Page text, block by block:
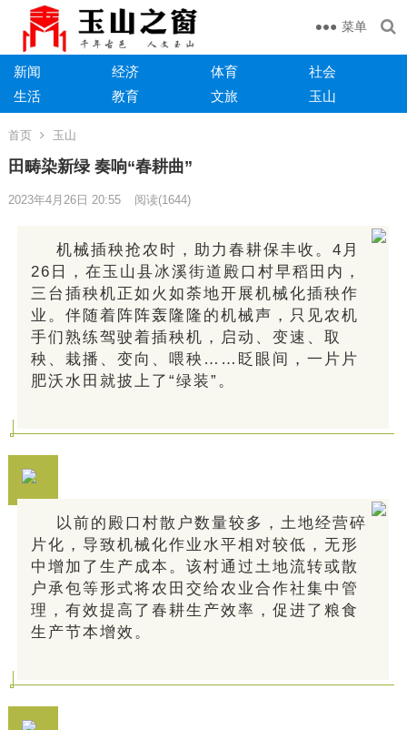
菜单
新闻 经济 体育
社会
生活
教育 文旅 玉山
首页 玉山
田畴染新绿 奏响“春耕曲”
2023年4月26日 20:55 阅读(1644)
机械插秧抢农时，助力春耕保丰收。4月
26日，在玉山县冰溪街道殿口村早稻田内，
三台插秧机正如火如荼地开展机械化插秧作
业。伴随着阵阵轰隆隆的机械声，只见农机
手们熟练驾驶着插秧机，启动、变速、取
秧、栽播、变向、喂秧……眨眼间，一片片
肥沃水田就披上了“绿装”。
以前的殿口村散户数量较多，土地经营碎
片化，导致机械化作业水平相对较低，无形
中增加了生产成本。该村通过土地流转或散
户承包等形式将农田交给农业合作社集中管
理，有效提高了春耕生产效率，促进了粮食
生产节本增效。